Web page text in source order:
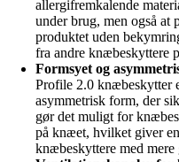
allergifremkalende
under brug, men også at
produktet uden
fra andre knæbeskyttere
Formsyet og
Profile 2.0 knæbeskytter
asymmetrisk form, der
gør det muligt for
på knæet, hvilket giver
knæbeskyttere med mere